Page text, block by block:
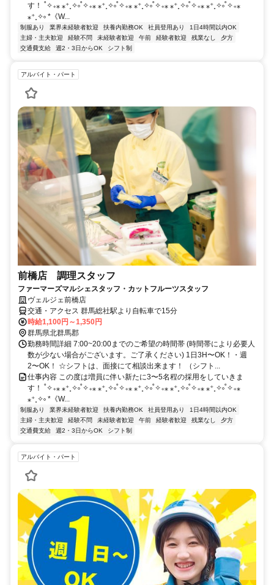
す！ ˚✧₊⁎ ⁎⁺˳✧༚˚✧₊⁎ ⁎⁺˳✧༚˚✧₊⁎ ⁎⁺˳✧༚˚✧₊⁎ ⁎⁺˳✧༚˚✧₊⁎ ⁎⁺˳✧༚˚✧₊⁎
⁎⁺˳✧༚ *《W...
制服あり 業界未経験者歓迎 扶養内勤務OK 社員登用あり
1日4時間以内OK
主婦・主夫歓迎
経験不問 未経験者歓迎 午前 経験者歓迎 残業なし
夕方
交通費支給
週2・3日からOK シフト制
アルバイト・パート
前橋店 調理スタッフ
ファーマーズマルシェスタッフ・カットフルーツスタッフ
ヴェルジェ前橋店
交通・アクセス 群馬総社駅より自転車で15分
時給1,100円～1,350円
群馬県北群馬郡
勤務時間詳細 7:00~20:00までのご希望の時間帯 (時間帯により必要人
数が少ない場合がございます。ご了承ください) 1日3H〜OK！・週
2〜OK！ ☆シフトは、面接にて相談出来ます！ （シフト...
仕事内容 この度は増員に伴い新たに3〜5名程の採用をしていきま
す！ ˚✧₊⁎ ⁎⁺˳✧༚˚✧₊⁎ ⁎⁺˳✧༚˚✧₊⁎ ⁎⁺˳✧༚˚✧₊⁎ ⁎⁺˳✧༚˚✧₊⁎ ⁎⁺˳✧༚˚✧₊⁎
⁎⁺˳✧༚ *《W...
制服あり 業界未経験者歓迎 扶養内勤務OK 社員登用あり
1日4時間以内OK
主婦・主夫歓迎
経験不問 未経験者歓迎 午前 経験者歓迎 残業なし
夕方
交通費支給
週2・3日からOK シフト制
アルバイト・パート